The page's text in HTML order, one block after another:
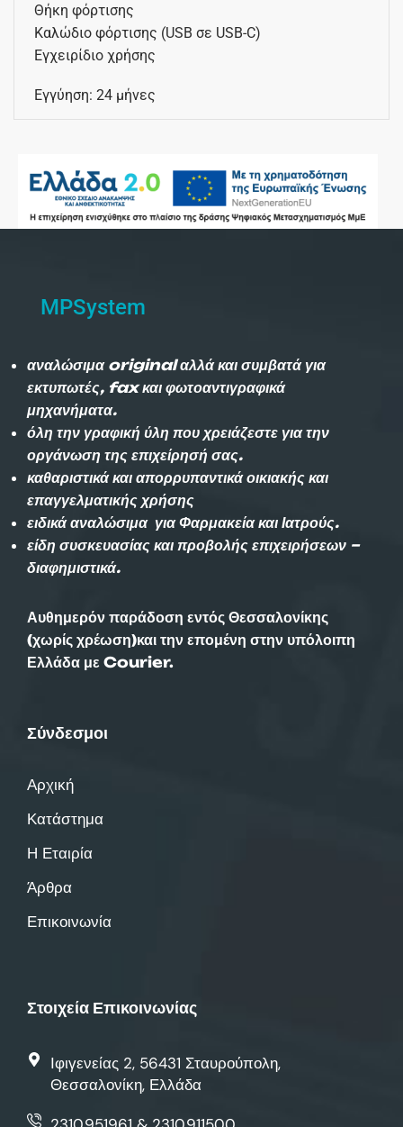
Θήκη φόρτισης
Καλώδιο φόρτισης (USB σε USB-C)
Εγχειρίδιο χρήσης
Εγγύηση: 24 μήνες
MPSystem
αναλώσιμα original αλλά και συμβατά για
εκτυπωτές, fax και φωτοαντιγραφικά
μηχανήματα.
όλη την γραφική ύλη που χρειάζεστε για την
οργάνωση της επιχείρησή σας.
καθαριστικά και απορρυπαντικά οικιακής και
επαγγελματικής χρήσης
ειδικά αναλώσιμα για Φαρμακεία και Ιατρούς.
είδη συσκευασίας και προβολής επιχειρήσεων –
διαφημιστικά.
Αυθημερόν παράδοση εντός Θεσσαλονίκης
(χωρίς χρέωση)και την επομένη στην υπόλοιπη
Ελλάδα με Courier.
Σύνδεσμοι
Αρχική
Κατάστημα
Η Εταιρία
Άρθρα
Επικοινωνία
Στοιχεία Επικοινωνίας
Ιφιγενείας 2, 56431 Σταυρούπολη,
Θεσσαλονίκη, Ελλάδα